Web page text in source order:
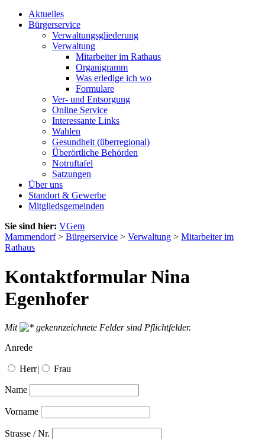
Aktuelles
Bürgerservice
Verwaltungsgliederung
Verwaltung
Mitarbeiter im Rathaus
Organigramm
Was erledige ich wo
Formulare
Ver- und Entsorgung
Online Service
Interessante Links
Wahlen
Gesundheit (überregional)
Überörtliche Behörden
Notruftafel
Satzungen
Über uns
Standort & Gewerbe
Mitgliedsgemeinden
Sie sind hier: VGem
Mammendorf> Bürgerservice > Verwaltung > Mitarbeiter im
Rathaus
Kontaktformular Nina
Egenhofer
Mit
gekennzeichnete Felder sind Pflichtfelder.
Anrede
Herr| Frau
Name
Vorname
Strasse / Nr.